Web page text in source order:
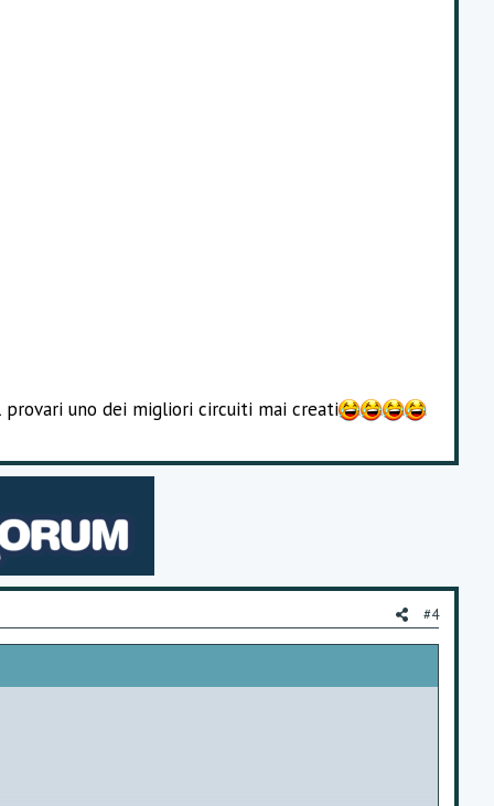
uno dei migliori circuiti mai creati
#4